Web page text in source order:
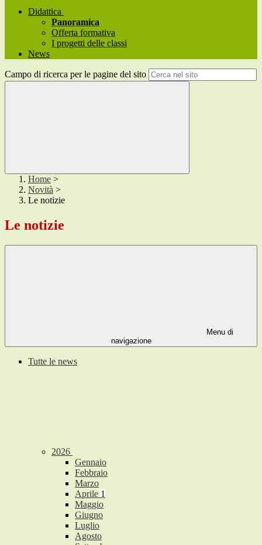
Didattica
Panoramica
Offerta formativa
I progetti delle classi
News
Campo di ricerca per le pagine del sito
Home >
Novità >
Le notizie
Le notizie
Menu di
navigazione
Tutte le news
2026
Gennaio
Febbraio
Marzo
Aprile 1
Maggio
Giugno
Luglio
Agosto